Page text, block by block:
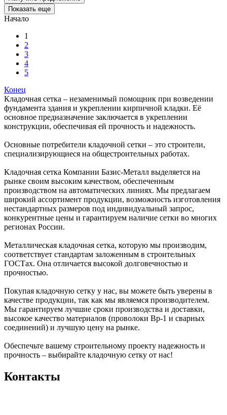
Показать еще
Начало
1
2
3
4
5
Конец
Кладочная сетка – незаменимый помощник при возведении
фундамента здания и укреплении кирпичной кладки. Её
основное предназначение заключается в укреплении
конструкции, обеспечивая ей прочность и надежность.
Основные потребители кладочной сетки – это строители,
специализирующиеся на общестроительных работах.
Кладочная сетка Компании Базис-Металл выделяется на
рынке своим высоким качеством, обеспеченным
производством на автоматических линиях. Мы предлагаем
широкий ассортимент продукции, возможность изготовления
нестандартных размеров под индивидуальный запрос,
конкурентные цены и гарантируем наличие сетки во многих
регионах России.
Металлическая кладочная сетка, которую мы производим,
соответствует стандартам заложенным в строительных
ГОСТах. Она отличается высокой долговечностью и
прочностью.
Покупая кладочную сетку у нас, вы можете быть уверены в
качестве продукции, так как мы являемся производителем.
Мы гарантируем лучшие сроки производства и доставки,
высокое качество материалов (проволоки Вр-1 и сварных
соединений) и лучшую цену на рынке.
Обеспечьте вашему строительному проекту надежность и
прочность – выбирайте кладочную сетку от нас!
Контакты